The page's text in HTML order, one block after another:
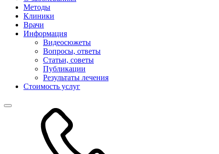
Методы
Клиники
Врачи
Информация
Видеосюжеты
Вопросы, ответы
Статьи, советы
Публикации
Результаты лечения
Стоимость услуг